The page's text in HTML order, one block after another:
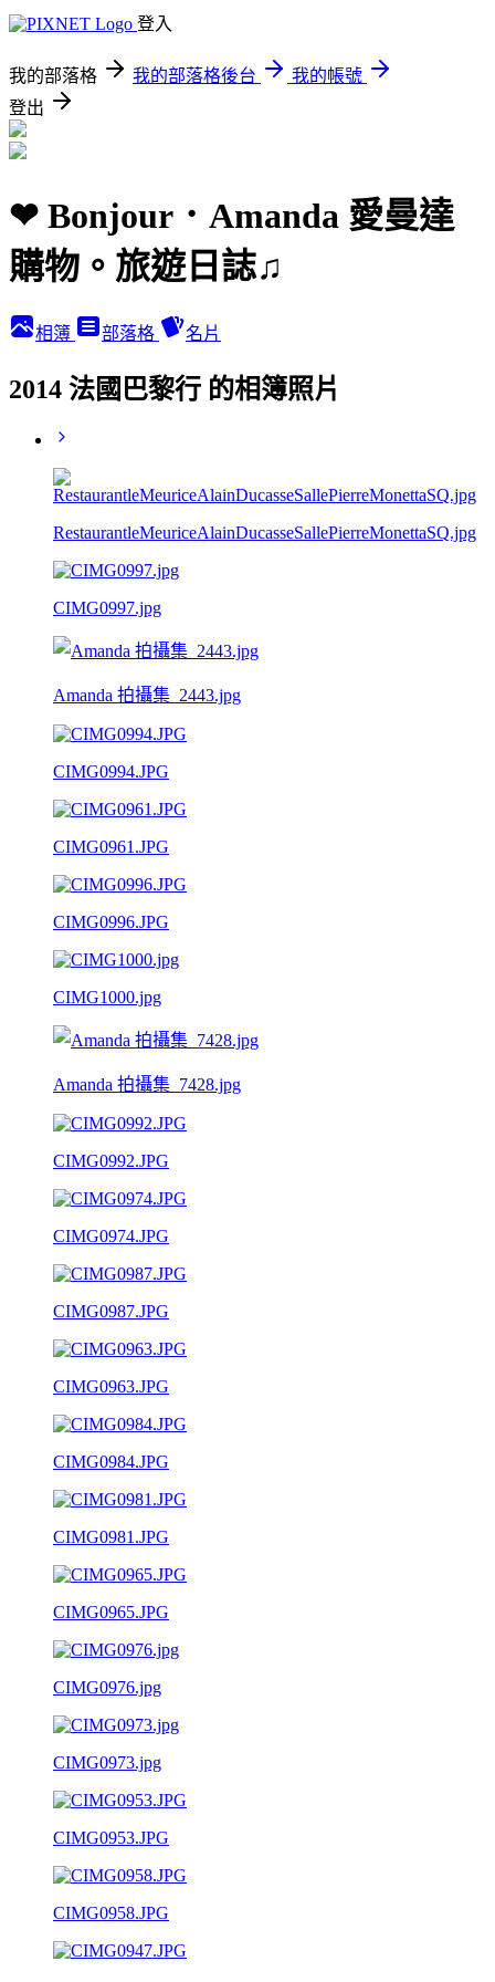
登入
我的部落格 我的部落格後台
我的帳號
登出
❤ Bonjour．Amanda 愛曼達
購物。旅遊日誌♫
相簿 部落格 名片
2014 法國巴黎行 的相簿照片
RestaurantleMeuriceAlainDucasseSallePierreMonettaSQ.jpg
CIMG0997.jpg
Amanda 拍攝集_2443.jpg
CIMG0994.JPG
CIMG0961.JPG
CIMG0996.JPG
CIMG1000.jpg
Amanda 拍攝集_7428.jpg
CIMG0992.JPG
CIMG0974.JPG
CIMG0987.JPG
CIMG0963.JPG
CIMG0984.JPG
CIMG0981.JPG
CIMG0965.JPG
CIMG0976.jpg
CIMG0973.jpg
CIMG0953.JPG
CIMG0958.JPG